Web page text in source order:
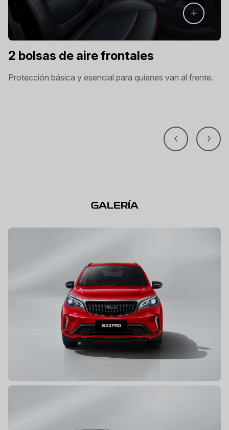
2 bolsas de aire frontales
Protección básica y esencial para quienes van al frente.
GALERÍA